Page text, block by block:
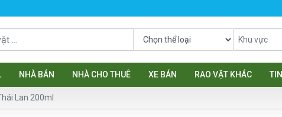
NHÀ BÁN NHÀ CHO THUÊ XE BÁN RAO VẶT KHÁC
Lan 200ml